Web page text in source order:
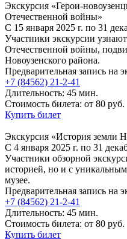
Экскурсия «Герои-
Отечественной войны»
С 15 января 2025 г. по 31
Участники экскурсии
Отечественной войны,
Новоузенского района.
Предварительная запись на
+7 (84562) 21-2-41
Длительность: 45 мин.
Стоимость билета: от 80 руб.
Купить билет
Экскурсия «История земли
С 4 января 2025 г. по 31
Участники обзорной
историей, но и с
музее.
Предварительная запись на
+7 (84562) 21-2-41
Длительность: 45 мин.
Стоимость билета: от 80 руб.
Купить билет